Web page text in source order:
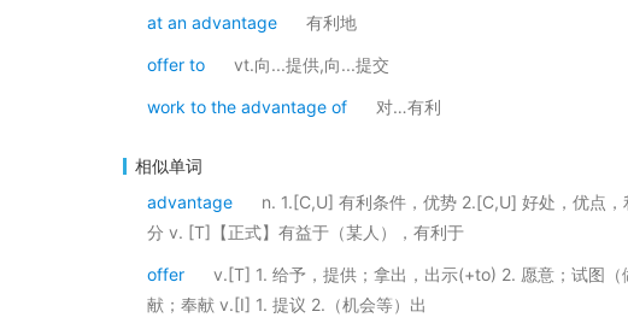
at an advantage 有利地
offer to vt.向...提供,向...提交
work to the advantage of 对…有利
相似单词
advantage
n. 1.[C,U] 有利条件，优势 2.[C,U] 好处，优点
分 v. [T]【正式】有益于（某人），有利于
offer
v.[T] 1. 给予，提供；拿出，出示(+to) 2. 愿意；试图
献；奉献 v.[I] 1. 提议 2.（机会等）出